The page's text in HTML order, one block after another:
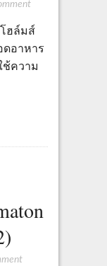
ฮล์มส์
ดอาหาร
ช้ความ